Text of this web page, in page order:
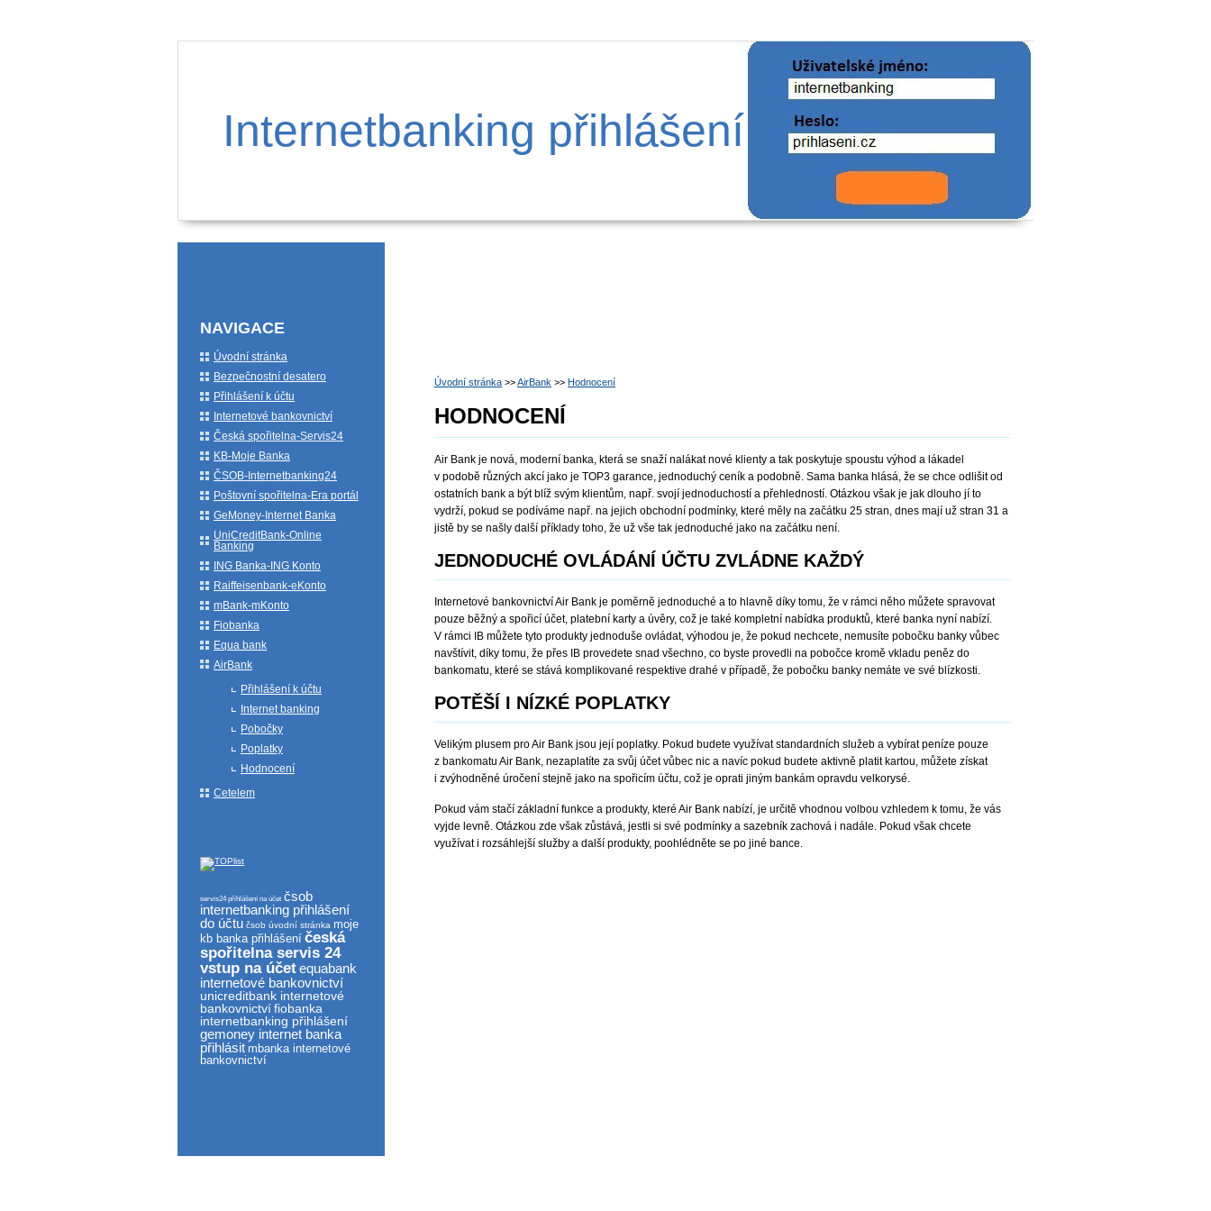
Internetbanking přihlášení
Úvodní stránka >>AirBank >> Hodnocení
HODNOCENÍ
Air Bank je nová, moderní banka, která se snaží nalákat nové klienty a tak poskytuje spoustu výhod a lákadel
v podobě různých akcí jako je TOP3 garance, jednoduchý ceník a podobně. Sama banka hlásá, že se chce odlišit od
ostatních bank a být blíž svým klientům, např. svojí jednoduchostí a přehledností. Otázkou však je jak dlouho jí to
vydrží, pokud se podíváme např. na jejich obchodní podmínky, které měly na začátku 25 stran, dnes mají už stran 31 a
jistě by se našly další příklady toho, že už vše tak jednoduché jako na začátku není.
JEDNODUCHÉ OVLÁDÁNÍ ÚČTU ZVLÁDNE KAŽDÝ
Internetové bankovnictví Air Bank je poměrně jednoduché a to hlavně díky tomu, že v rámci něho můžete spravovat
pouze běžný a spořicí účet, platební karty a úvěry, což je také kompletní nabídka produktů, které banka nyní nabízí.
V rámci IB můžete tyto produkty jednoduše ovládat, výhodou je, že pokud nechcete, nemusíte pobočku banky vůbec
navštívit, díky tomu, že přes IB provedete snad všechno, co byste provedli na pobočce kromě vkladu peněz do
bankomatu, které se stává komplikované respektive drahé v případě, že pobočku banky nemáte ve své blízkosti.
POTĚŠÍ I NÍZKÉ POPLATKY
Velikým plusem pro Air Bank jsou její poplatky. Pokud budete využívat standardních služeb a vybírat peníze pouze
z bankomatu Air Bank, nezaplatíte za svůj účet vůbec nic a navíc pokud budete aktivně platit kartou, můžete získat
i zvýhodněné úročení stejně jako na spořicím účtu, což je oprati jiným bankám opravdu velkorysé.
Pokud vám stačí základní funkce a produkty, které Air Bank nabízí, je určitě vhodnou volbou vzhledem k tomu, že vás
vyjde levně. Otázkou zde však zůstává, jestli si své podmínky a sazebník zachová i nadále. Pokud však chcete
využívat i rozsáhlejší služby a další produkty, poohlédněte se po jiné bance.
NAVIGACE
Úvodní stránka
Bezpečnostní desatero
Přihlášení k účtu
Internetové bankovnictví
Česká spořitelna-Servis24
KB-Moje Banka
ČSOB-Internetbanking24
Poštovní spořitelna-Era portál
GeMoney-Internet Banka
UniCreditBank-Online
Banking
ING Banka-ING Konto
Raiffeisenbank-eKonto
mBank-mKonto
Fiobanka
Equa bank
AirBank
Přihlášení k účtu
Internet banking
Pobočky
Poplatky
Hodnocení
Cetelem
servis24 přihlášení na účet čsob
internetbanking přihlášení
do účtu čsob úvodní stránka moje
kb banka přihlášení česká
spořitelna servis 24
vstup na účetequabank
internetové bankovnictví
unicreditbank internetové
bankovnictvífiobanka
internetbanking přihlášení
gemoney internet banka
přihlásit mbanka internetové
bankovnictví